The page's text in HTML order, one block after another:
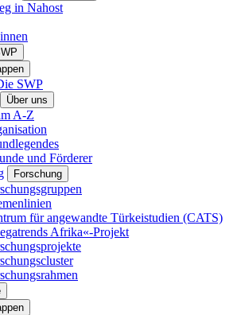
in Nahost
SWP
Über uns
A-Z
und Förderer
Forschung
für angewandte Türkeistudien (CATS)
Afrika«-Projekt